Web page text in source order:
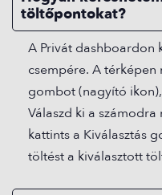
töltőpontokat?
A Privát dashboardon
csempére. A térképen
gombot (nagyító
Válaszd ki a
kattints a Kiválasztás
töltést a kiválasztott